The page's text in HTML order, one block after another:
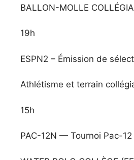
BALLON-MOLLE
19h
ESPN2 – Émission de
Athlétisme et terrain
15h
PAC-12N — Tournoi Pac-